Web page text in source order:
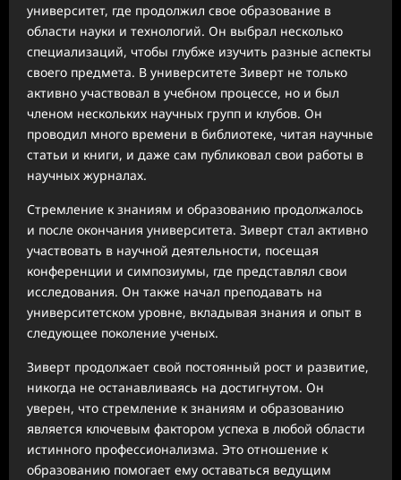
университет, где продолжил свое образование в
области науки и технологий. Он выбрал несколько
специализаций, чтобы глубже изучить разные аспекты
своего предмета. В университете Зиверт не только
активно участвовал в учебном процессе, но и был
членом нескольких научных групп и клубов. Он
проводил много времени в библиотеке, читая научные
статьи и книги, и даже сам публиковал свои работы в
научных журналах.
Стремление к знаниям и образованию продолжалось
и после окончания университета. Зиверт стал активно
участвовать в научной деятельности, посещая
конференции и симпозиумы, где представлял свои
исследования. Он также начал преподавать на
университетском уровне, вкладывая знания и опыт в
следующее поколение ученых.
Зиверт продолжает свой постоянный рост и развитие,
никогда не останавливаясь на достигнутом. Он
уверен, что стремление к знаниям и образованию
является ключевым фактором успеха в любой области
истинного профессионализма. Это отношение к
образованию помогает ему оставаться ведущим